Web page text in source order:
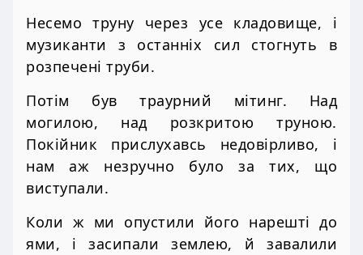
Несемо труну через усе кладовище, і
музиканти з останніх сил стогнуть в
розпечені труби.
Потім був траурний мітинг. Над
могилою, над розкритою труною.
Покійник прислухавсь недовірливо, і
нам аж незручно було за тих, що
виступали.
Коли ж ми опустили його нарешті до
ями, і засипали землею, й завалили